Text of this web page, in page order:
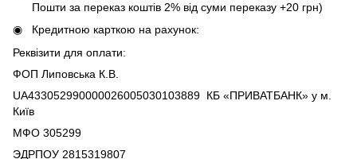
Пошти за переказ коштів 2% від суми переказу +20 грн)
Кредитною карткою на рахунок:
Реквізити для оплати:
ФОП Липовська К.В.
UA433052990000026005030103889 КБ «ПРИВАТБАНК» у м.
Київ
МФО 305299
ЭДРПОУ 2815319807